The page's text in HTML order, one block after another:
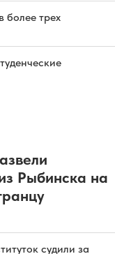
более трех
Рыбинска на
судили за